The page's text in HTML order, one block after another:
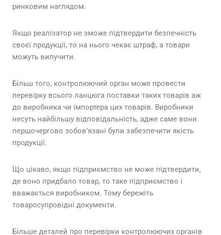
ринковим наглядом.
Якщо реалізатор не зможе підтвердити безпечність
своєї продукції, то на нього чекає штраф, а товари
можуть вилучити.
Більш того, контролюючий орган може провести
перевірку всього ланцюга поставки таких товарів аж
до виробника чи імпортера цих товарів. Виробники
несуть найбільшу відповідальність, адже саме вони
першочергово зобов’язані були забезпечити якість
продукції.
Що цікаво, якщо підприємство не може підтвердити,
де воно придбало товар, то таке підприємство і
вважається виробником. Тому бережіть
товаросупровідні документи.
Більше деталей про перевірки контролюючих органів